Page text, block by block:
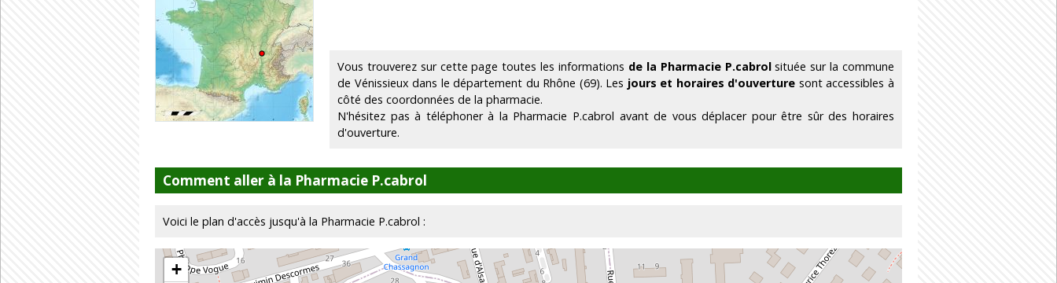
Vous trouverez sur cette page toutes les informations de la Pharmacie P.cabrolsituée sur la commune
de Vénissieux dans le département du Rhône (69). Les jours et horaires d'ouverture sont accessibles à
côté des coordonnées de la pharmacie.
N'hésitez pas à téléphoner à la Pharmacie P.cabrol avant de vous déplacer pour être sûr des horaires
d'ouverture.
Comment aller à la Pharmacie P.cabrol
Voici le plan d'accès jusqu'à la Pharmacie P.cabrol :
+